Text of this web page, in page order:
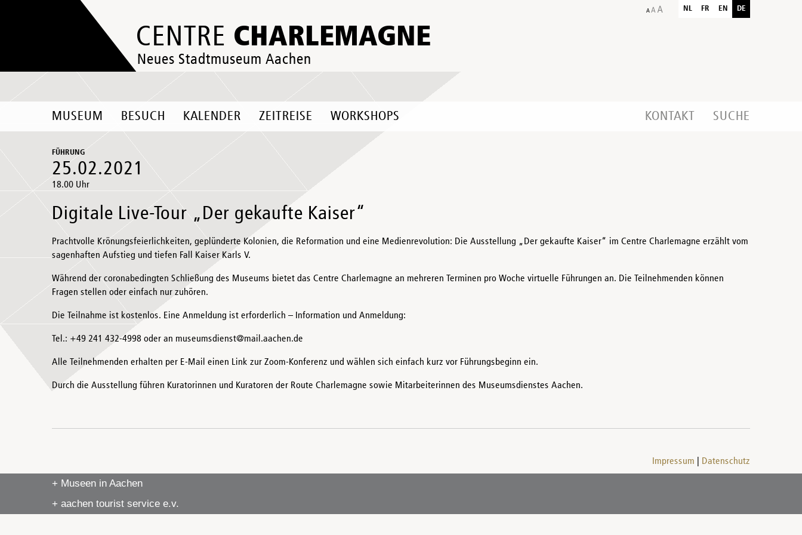
CENTRE CHARLEMAGNE
Neues Stadtmuseum Aachen
NL FR EN DE
MUSEUM BESUCH KALENDER ZEITREISE WORKSHOPS KONTAKT SUCHE
FÜHRUNG
25.02.2021
18.00 Uhr
Digitale Live-Tour „Der gekaufte Kaiser“
Prachtvolle Krönungsfeierlichkeiten, geplünderte Kolonien, die Reformation und eine Medienrevolution: Die Ausstellung „Der gekaufte Kaiser“ im Centre Charlemagne erzählt vom
sagenhaften Aufstieg und tiefen Fall Kaiser Karls V.
Während der coronabedingten Schließung des Museums bietet das Centre Charlemagne an mehreren Terminen pro Woche virtuelle Führungen an. Die Teilnehmenden können
Fragen stellen oder einfach nur zuhören.
Die Teilnahme ist kostenlos. Eine Anmeldung ist erforderlich – Information und Anmeldung:
Tel.: +49 241 432-4998 oder an museumsdienst@mail.aachen.de
Alle Teilnehmenden erhalten per E-Mail einen Link zur Zoom-Konferenz und wählen sich einfach kurz vor Führungsbeginn ein.
Durch die Ausstellung führen Kuratorinnen und Kuratoren der Route Charlemagne sowie Mitarbeiterinnen des Museumsdienstes Aachen.
Impressum Datenschutz
+ Museen in Aachen
+ aachen tourist service e.v.